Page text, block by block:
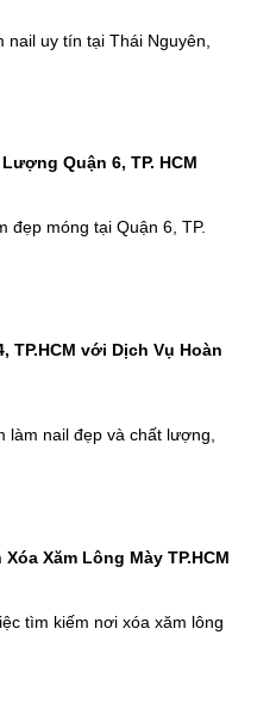
uy tín tại Thái Nguyên,
Quận 6, TP. HCM
đẹp móng tại Quận 6, TP.
TP.HCM với Dịch Vụ Hoàn
làm nail đẹp và chất lượng,
Xăm Lông Mày TP.HCM
tìm kiếm nơi xóa xăm lông